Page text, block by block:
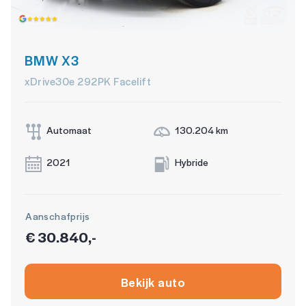
Verkeersbord detectie
Vermoeidheids herkenning
Comfort Pack
Function pakket
Volledig digitaal instrumentenpaneel
Achteropkomend verkeer waarschuwing
airco automatisch
Apple Carplay/Android Auto
BMW X3
xDrive30e 292PK Facelift
Automaat 130.204 km
2021 Hybride
Aanschafprijs
€ 30.840,-
Bekijk auto